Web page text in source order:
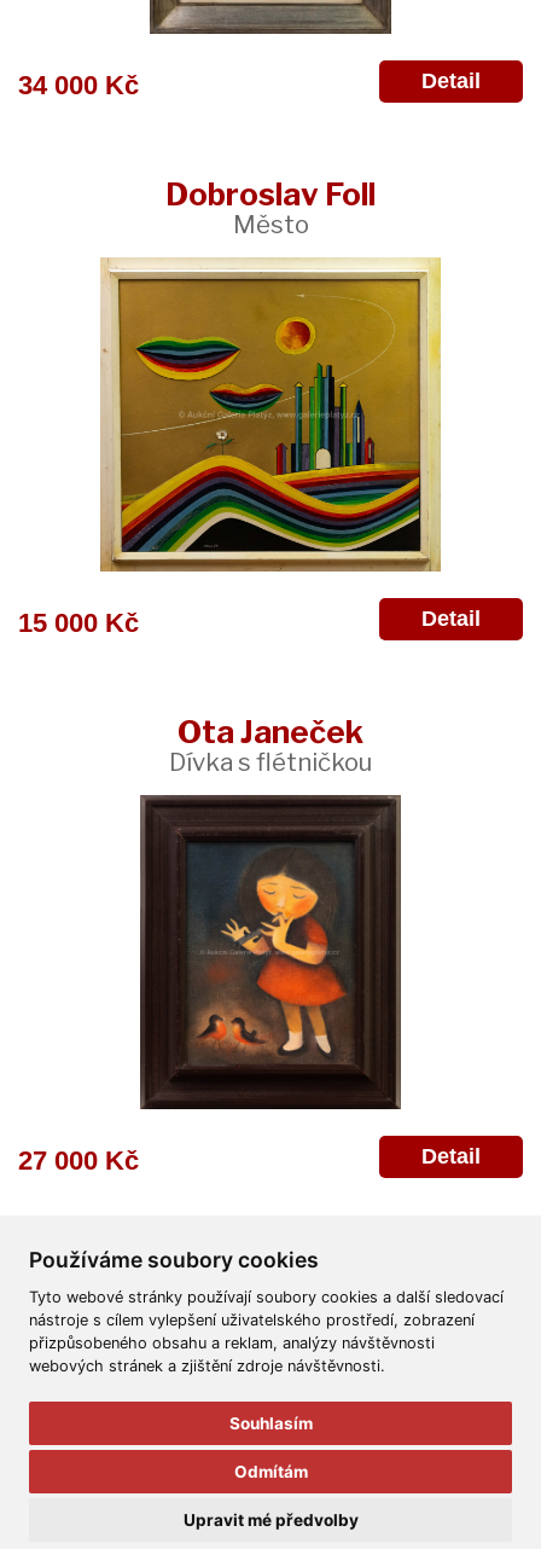
Používáme soubory cookies
Tyto webové stránky používají soubory cookies a další sledovací
nástroje s cílem vylepšení uživatelského prostředí, zobrazení
přizpůsobeného obsahu a reklam, analýzy návštěvnosti
webových stránek a zjištění zdroje návštěvnosti.
Souhlasím
Odmítám
Upravit mé předvolby
34 000 Kč Detail
Dobroslav Foll
Město
15 000 Kč Detail
Ota Janeček
Dívka s flétničkou
27 000 Kč Detail
Všeobecné obchodní podmínky Reklamační řád
Ochrana osobních údajů
Všechna práva vyhrazena.